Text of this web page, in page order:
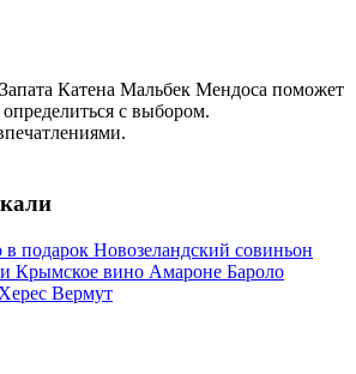
Катена Мальбек Мендоса поможет
с выбором.
подарок Новозеландский совиньон
Крымское вино Амароне Бароло
Херес Вермут